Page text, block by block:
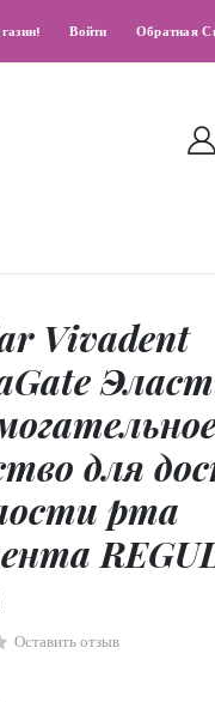
Войти Обратная
Vivadent
для
рта
Оставить отзыв